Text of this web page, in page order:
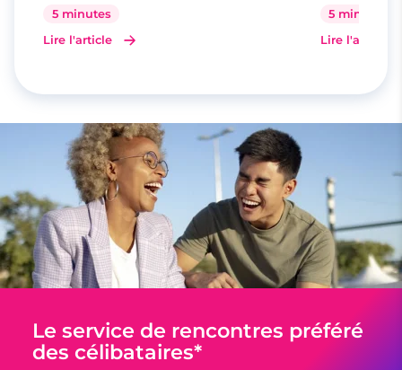
5 minutes
Lire l'article
5 minutes
Lire l'article
Le service de rencontres préféré
des célibataires*